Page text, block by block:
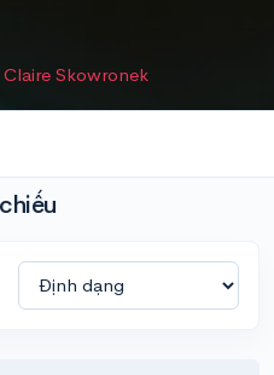
Claire Skowronek